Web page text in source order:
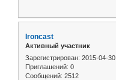
Ironcast
Активный участник
Зарегистрирован: 2015-04-30
Приглашений: 0
Сообщений: 2512